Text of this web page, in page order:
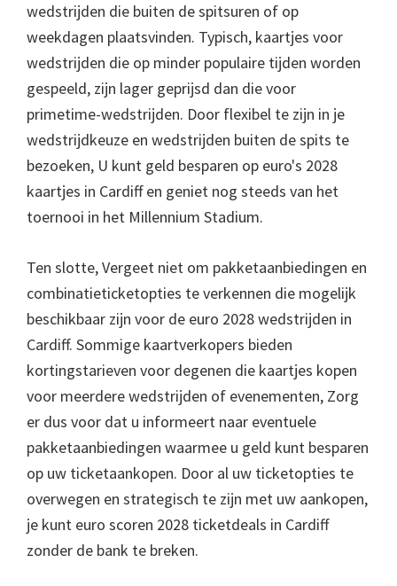
wedstrijden die buiten de spitsuren of op
weekdagen plaatsvinden. Typisch, kaartjes voor
wedstrijden die op minder populaire tijden worden
gespeeld, zijn lager geprijsd dan die voor
primetime-wedstrijden. Door flexibel te zijn in je
wedstrijdkeuze en wedstrijden buiten de spits te
bezoeken, U kunt geld besparen op euro's 2028
kaartjes in Cardiff en geniet nog steeds van het
toernooi in het Millennium Stadium.
Ten slotte, Vergeet niet om pakketaanbiedingen en
combinatieticketopties te verkennen die mogelijk
beschikbaar zijn voor de euro 2028 wedstrijden in
Cardiff. Sommige kaartverkopers bieden
kortingstarieven voor degenen die kaartjes kopen
voor meerdere wedstrijden of evenementen, Zorg
er dus voor dat u informeert naar eventuele
pakketaanbiedingen waarmee u geld kunt besparen
op uw ticketaankopen. Door al uw ticketopties te
overwegen en strategisch te zijn met uw aankopen,
je kunt euro scoren 2028 ticketdeals in Cardiff
zonder de bank te breken.